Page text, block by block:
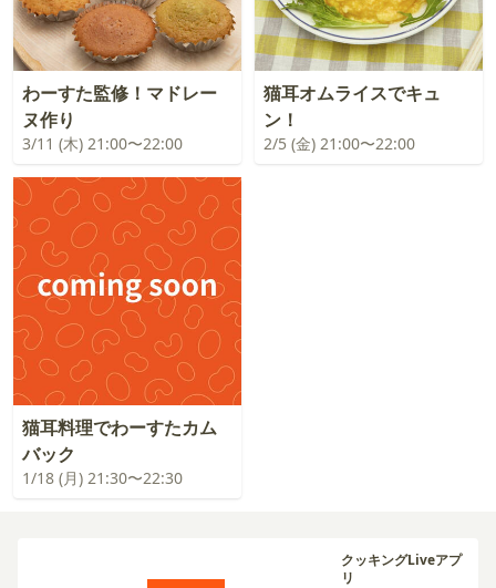
わーすた監修！マドレー
ヌ作り
3/11 (木) 21:00〜22:00
猫耳オムライスでキュ
ン！
2/5 (金) 21:00〜22:00
猫耳料理でわーすたカム
バック
1/18 (月) 21:30〜22:30
クッキングLiveアプ
リ